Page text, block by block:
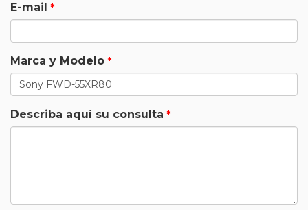
E-mail
Marca y Modelo
Describa aquí su consulta